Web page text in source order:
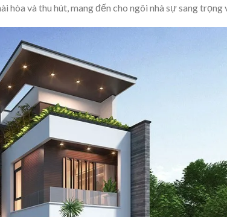
hòa và thu hút, mang đến cho ngôi nhà sự sang trọng